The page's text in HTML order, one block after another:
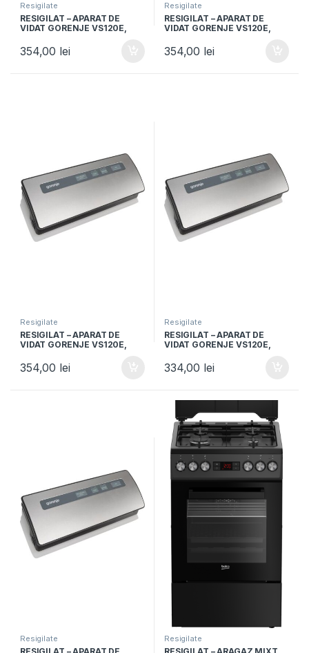
Resigilate
RESIGILAT – APARAT DE
VIDAT GORENJE VS120E,
uscata, Functie sigilare,
Argintiu/Negru
354,00 lei
Resigilate
RESIGILAT – APARAT DE
VIDAT GORENJE VS120E,
uscata, Functie sigilare,
Argintiu/Negru
354,00 lei
Resigilate
RESIGILAT – APARAT DE
VIDAT GORENJE VS120E,
uscata, Functie sigilare,
Argintiu/Negru
354,00 lei
Resigilate
RESIGILAT – APARAT DE
VIDAT GORENJE VS120E,
uscata, Functie sigilare,
Argintiu/Negru
334,00 lei
Resigilate Resigilate